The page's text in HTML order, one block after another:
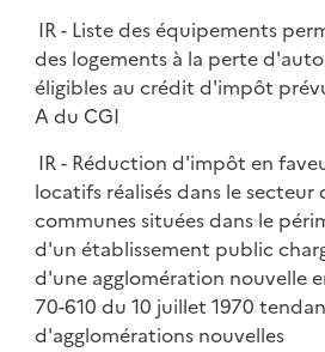
IR - Liste des équipements
des logements à la perte
éligibles au crédit d'impôt
A du CGI
IR - Réduction d'impôt en
locatifs réalisés dans le
communes situées dans le
d'un établissement public
d'une agglomération nouvelle
70-610 du 10 juillet 1970
d'agglomérations nouvelles